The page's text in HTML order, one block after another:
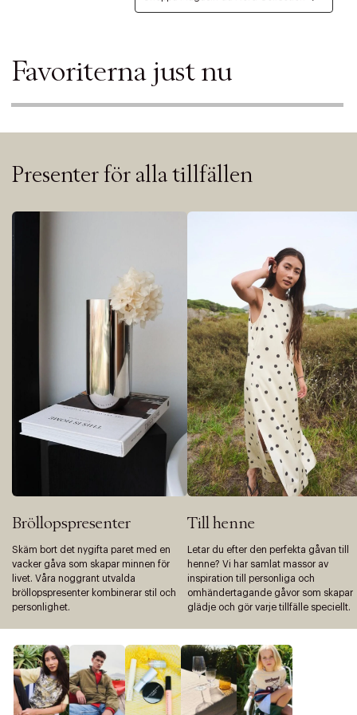
Favoriterna just nu
Presenter för alla tillfällen
Bröllopspresenter
Skäm bort det nygifta paret med en
vacker gåva som skapar minnen för
livet. Våra noggrant utvalda
bröllopspresenter kombinerar stil och
personlighet.
Till henne
Letar du efter den perfekta gåvan till
henne? Vi har samlat massor av
inspiration till personliga och
omhändertagande gåvor som skapar
glädje och gör varje tillfälle speciellt.